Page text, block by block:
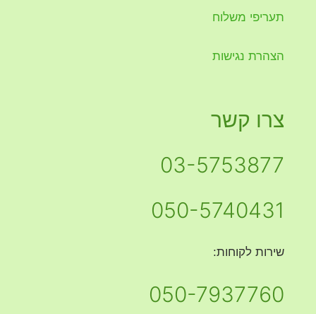
תעריפי משלוח
הצהרת נגישות
צרו קשר
03-5753877
050-5740431
שירות לקוחות:
050-7937760